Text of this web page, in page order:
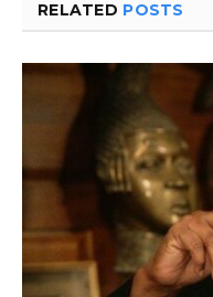
RELATED POSTS